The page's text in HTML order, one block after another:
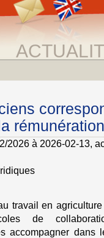
rémunération
2026 à 2026-02-13,
travail en
de
accompagner dans